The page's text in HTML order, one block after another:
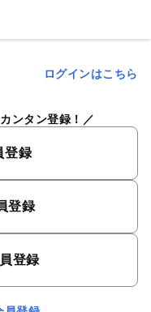
ログインはこちら
ンタン登録！
登録
登録
登録